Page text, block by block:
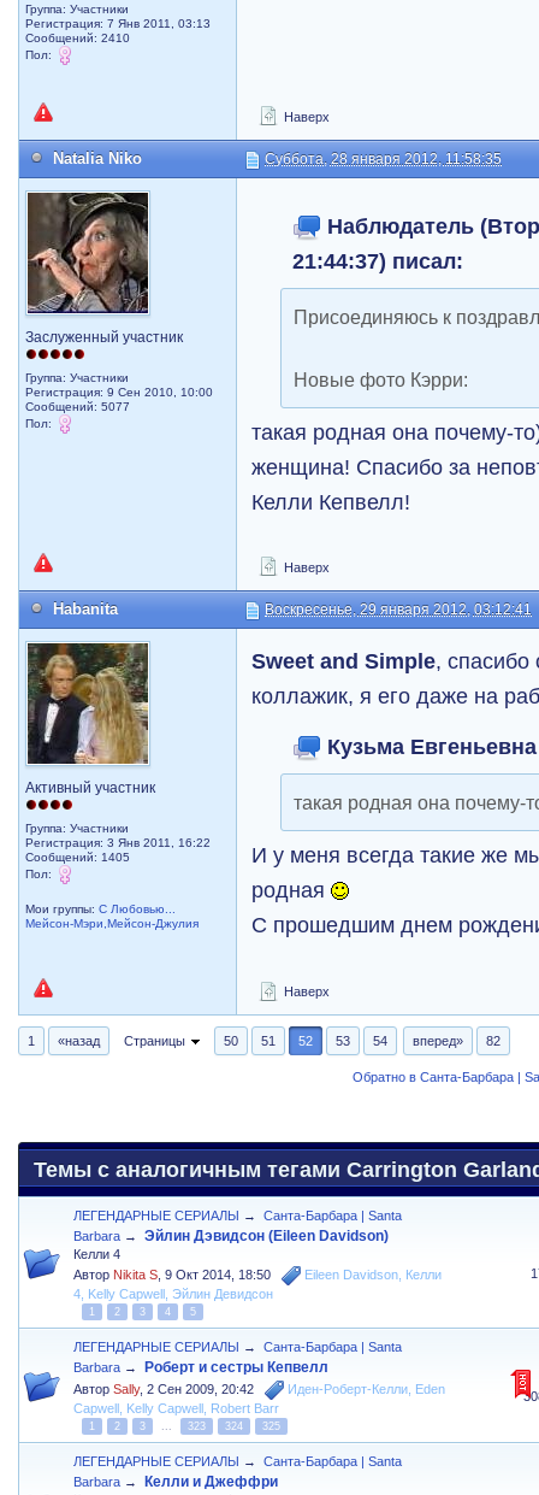
Группа: Участники
Регистрация: 7 Янв 2011, 03:13
Сообщений: 2410
Пол:
Наверх
Natalia Niko Суббота, 28 января 2012, 11:58:35
Заслуженный участник
Группа: Участники
Регистрация: 9 Сен 2010, 10:00
Сообщений: 5077
Пол:
Наблюдатель
21:44:37) писал:
Присоединяюсь к
Новые фото Кэрри:
такая родная она почему-
женщина! Спасибо за
Келли Кепвелл!
Наверх
Habanita Воскресенье, 29 января 2012, 03:12:41
Активный участник
Группа: Участники
Регистрация: 3 Янв 2011, 16:22
Сообщений: 1405
Пол:
Мои группы:С Любовью...
Мейсон-Мэри,Мейсон-Джулия
Sweet and Simple, спасибо
коллажик, я его даже на
Кузьма
такая родная она почему-
И у меня всегда такие же
родная
С прошедшим днем
Наверх
1 «назад Страницы 50 51 52 53 54 вперед» 82
Обратно в Санта-Барбара |
Темы с аналогичным тегами Carrington
ЛЕГЕНДАРНЫЕ СЕРИАЛЫ →
Санта-Барбара | Santa
Barbara → Эйлин Дэвидсон (Eileen Davidson)
Келли 4
Автор Nikita S ,9 Окт 2014, 18:50 Eileen Davidson
Келли
4, Kelly Capwell , Эйлин Девидсон
1 2 3 4 5
ЛЕГЕНДАРНЫЕ СЕРИАЛЫ →
Санта-Барбара | Santa
Barbara → Роберт и сестры Кепвелл
АвторSally,2 Сен 2009, 20:42 Иден-Роберт-Келли
Eden
Capwell , Kelly Capwell , Robert Barr
1 2 3 ... 323 324 325
ЛЕГЕНДАРНЫЕ СЕРИАЛЫ →
Санта-Барбара | Santa
Barbara → Келли и Джеффри